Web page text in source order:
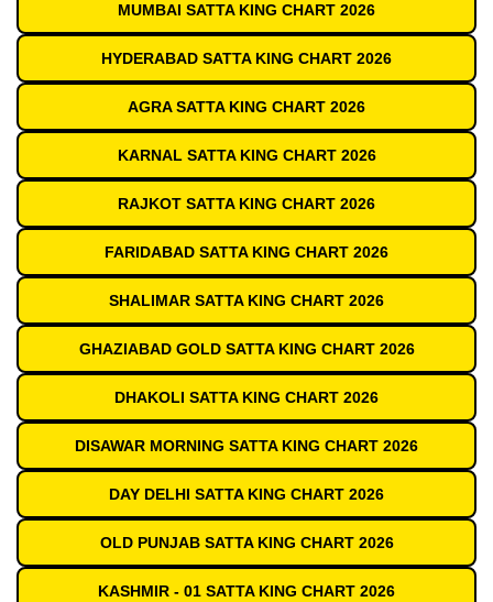
MUMBAI SATTA KING CHART 2026
HYDERABAD SATTA KING CHART 2026
AGRA SATTA KING CHART 2026
KARNAL SATTA KING CHART 2026
RAJKOT SATTA KING CHART 2026
FARIDABAD SATTA KING CHART 2026
SHALIMAR SATTA KING CHART 2026
GHAZIABAD GOLD SATTA KING CHART 2026
DHAKOLI SATTA KING CHART 2026
DISAWAR MORNING SATTA KING CHART 2026
DAY DELHI SATTA KING CHART 2026
OLD PUNJAB SATTA KING CHART 2026
KASHMIR - 01 SATTA KING CHART 2026